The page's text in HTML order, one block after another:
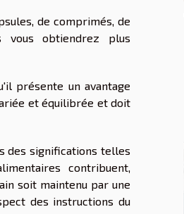
de comprimés, de
vous obtiendrez plus
présente un avantage
et équilibrée et doit
des significations telles
contribuent,
soit maintenu par une
des instructions du